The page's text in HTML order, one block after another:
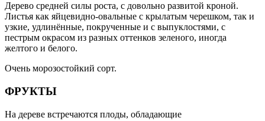
Дерево средней силы роста, с довольно развитой кроной.
Листья как яйцевидно-овальные с крылатым черешком, так и
узкие, удлинённые, покрученные и с выпуклостями, с
пестрым окрасом из разных оттенков зеленого, иногда
желтого и белого.
Очень морозостойкий сорт.
ФРУКТЫ
На дереве встречаются плоды, обладающие